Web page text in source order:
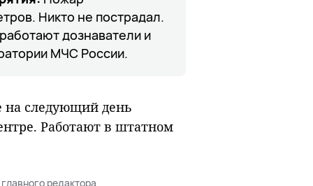
Никто не пострадал.
дознаватели и
МЧС России.
на следующий день
Работают в штатном
редактора